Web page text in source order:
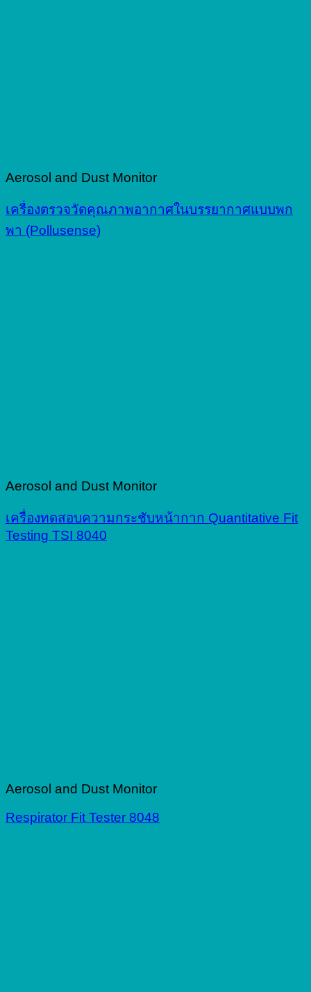
Aerosol and Dust Monitor
เครื่องตรวจวัดคุณภาพอากาศในบรรยากาศแบบพก
พา (Pollusense)
Aerosol and Dust Monitor
เครื่องทดสอบความกระชับหน้ากาก Quantitative Fit
Testing TSI 8040
Aerosol and Dust Monitor
Respirator Fit Tester 8048